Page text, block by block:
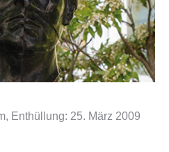
Enthüllung: 25. März 2009